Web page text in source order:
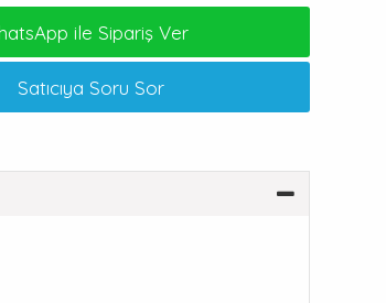
ile Sipariş Ver
Satıcıya Soru Sor